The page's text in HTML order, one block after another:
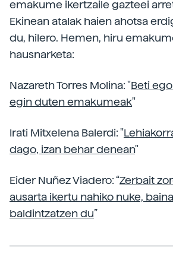
emakume ikertzaile gazteei
Ekinean atalak haien ahotsa
du, hilero. Hemen, hiru
hausnarketa:
Nazareth Torres Molina: "Beti
egin duten emakumeak"
Irati Mitxelena Balerdi: "
dago, izan behar denean"
Eider Nuñez Viadero: “Zerbait
ausarta ikertu nahiko nuke,
baldintzatzen du”